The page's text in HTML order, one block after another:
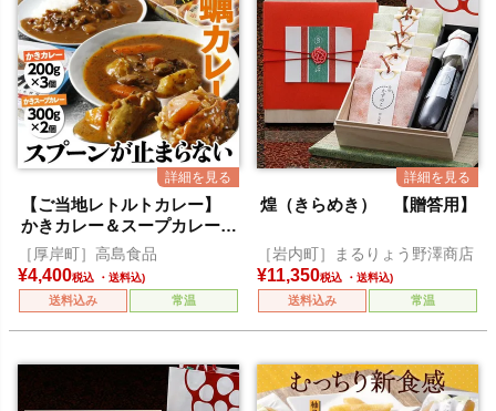
【ご当地レトルトカレー】
かきカレー＆スープカレーセ
ット
［厚岸町］高島食品
¥4,400税込
送料込み 常温
煌（きらめき） 【贈答用】
［岩内町］まるりょう野澤商店
¥11,350税込
送料込み 常温